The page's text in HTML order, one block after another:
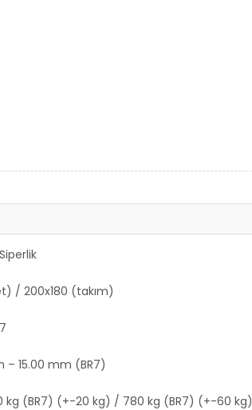
/ 200x180 (takım)
– 15.00 mm (BR7)
kg (BR7) (+-20 kg) / 780 kg (BR7) (+-60 kg)